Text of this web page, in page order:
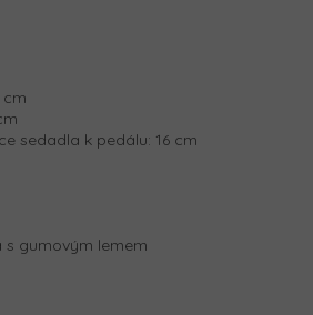
cm
sedadla k pedálu: 16 cm
s gumovým lemem